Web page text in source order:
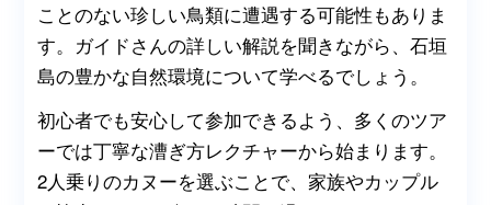
ことのない珍しい鳥類に遭遇する可能性もありま
す。ガイドさんの詳しい解説を聞きながら、石垣
島の豊かな自然環境について学べるでしょう。
初心者でも安心して参加できるよう、多くのツア
ーでは丁寧な漕ぎ方レクチャーから始まります。
2人乗りのカヌーを選ぶことで、家族やカップル